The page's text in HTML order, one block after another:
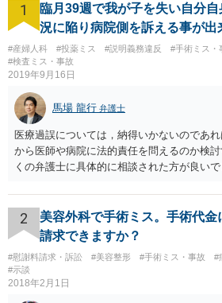
1
臨月39週で我が子を失い自分
況に陥り病院側を訴える事が出
#産婦人科 #投薬ミス #説明義務違反 #手術ミス・
#検査ミス・事故
2019年9月16日
馬場 龍行 弁護士
医療過誤については，納得いかないのであ
から医師や病院に法的責任を問えるのか検
くの弁護士に具体的に相談された方が良いで
2
美容外科で手術ミス。手術代金
請求できますか？
#慰謝料請求・訴訟 #美容整形 #手術ミス・事故
#
#示談
2018年2月1日